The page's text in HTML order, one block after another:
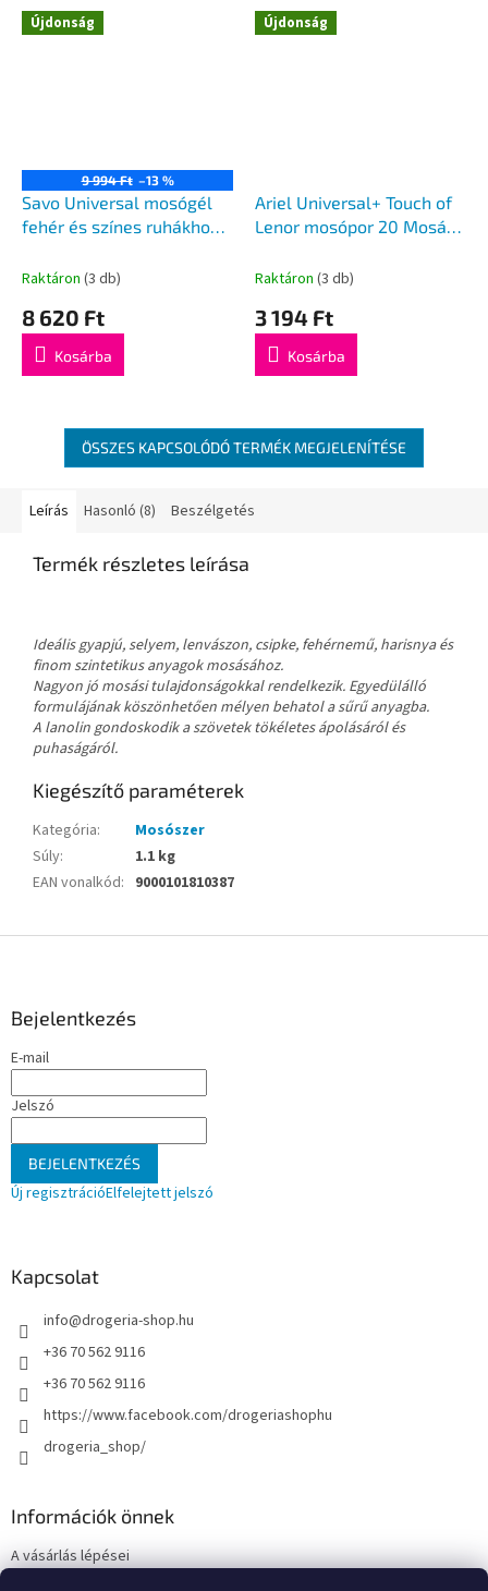
Újdonság
9 994 Ft –13 %
Savo Universal mosógél
fehér és színes ruhákhoz
Raktáron (3 db)
8 620 Ft
Kosárba
Újdonság
Ariel Universal+ Touch of
Lenor mosópor 20 Mosás
Raktáron (3 db)
3 194 Ft
Kosárba
ÖSSZES KAPCSOLÓDÓ TERMÉK MEGJELENÍTÉSE
Leírás Hasonló (8) Beszélgetés
Termék részletes leírása
Ideális gyapjú, selyem, lenvászon, csipke, fehérnemű, harisnya és
finom szintetikus anyagok mosásához.
Nagyon jó mosási tulajdonságokkal rendelkezik. Egyedülálló
formulájának köszönhetően mélyen behatol a sűrű anyagba.
A lanolin gondoskodik a szövetek tökéletes ápolásáról és
puhaságáról.
Kiegészítő paraméterek
Kategória:
Mosószer
Súly:
1.1 kg
EAN vonalkód: 9000101810387
Bejelentkezés
E-mail
Jelszó
BEJELENTKEZÉS
Új regisztrációElfelejtett jelszó
Kapcsolat
info@drogeria-shop.hu
+36 70 562 9116
+36 70 562 9116
https://www.facebook.com/drogeriashophu
drogeria_shop/
Információk önnek
A vásárlás lépései